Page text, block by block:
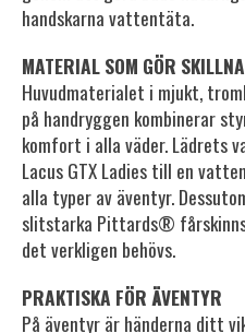
handskarna vattentäta.
MATERIAL SOM GÖR
Huvudmaterialet i mjukt,
på handryggen kombinerar
komfort i alla väder. Lädrets
Lacus GTX Ladies till en
alla typer av äventyr.
slitstarka Pittards®
det verkligen behövs.
PRAKTISKA FÖR ÄVENTYR
På äventyr är händerna ditt